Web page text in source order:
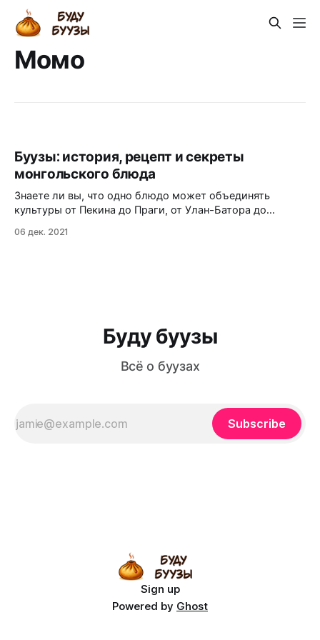
Момо
Буузы: история, рецепт и секреты
монгольского блюда
Знаете ли вы, что одно блюдо может объединять
культуры от Пекина до Праги, от Улан-Батора до
а живой свидетель Великого шёлкового пути и кочевой
06 дек. 2021
Буду буузы
Всё о буузах
Subscribe
Sign up
Powered by Ghost